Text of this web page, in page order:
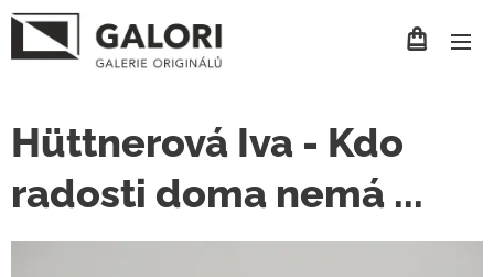
Hüttnerová Iva - Kdo
radosti doma nemá ...